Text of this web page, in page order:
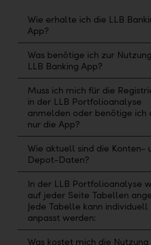
Wie erhalte ich die LLB
App?
Was benötige ich zur
LLB Banking App?
Muss ich mich für die
in der LLB Portfolioanalyse
anmelden oder benötige ich
nur die App?
Wie aktuell sind die Konten-
Depot-Daten?
In der LLB Portfolioanalyse
auf jeder Seite Tabellen
Jede Tabelle kann individuell
anpasst werden:
Was kostet mich die